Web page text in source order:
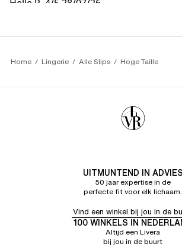
Helle R. 4/5 28/07/26
Home Lingerie Alle Slips Hoge Taille
UITMUNTEND IN ADVIES
50 jaar expertise in de
perfecte fit voor elk lichaam.
Vind een winkel bij jou in de
100 WINKELS IN
Altijd een Livera
bij jou in de buurt